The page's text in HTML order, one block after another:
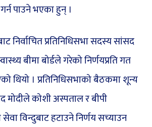
पाउने भएका हुन् ।
निर्वाचित प्रतिनिधिसभा सदस्य सांसद
बीमा बोर्डले गरेको निर्णयप्रति गत
थियो । प्रतिनिधिसभाको बैठकमा शून्य
मोदीले कोशी अस्पताल र बीपी
सेवा विन्दुबाट हटाउने निर्णय सच्याउन